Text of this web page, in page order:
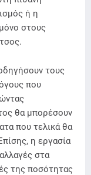
ή η
στους
τους
που
θα μπορέσουν
που τελικά θα
η εργασία
στα
της ποσότητας